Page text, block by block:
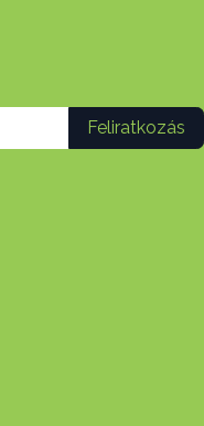
Feliratkozás